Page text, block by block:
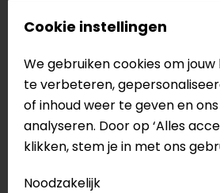
Lindstrands Textiele
Cookie instellingen
We gebruiken cookies om
te verbeteren,
of inhoud weer te geven en
analyseren. Door op ‘Alles
klikken, stem je in met ons
Noodzakelijk